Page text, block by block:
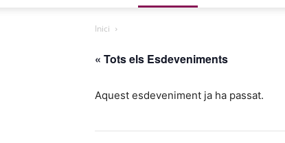
Inici
« Tots els Esdeveniments
Aquest esdeveniment ja ha passat.